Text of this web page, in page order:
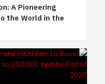
A Pioneering
the World in the